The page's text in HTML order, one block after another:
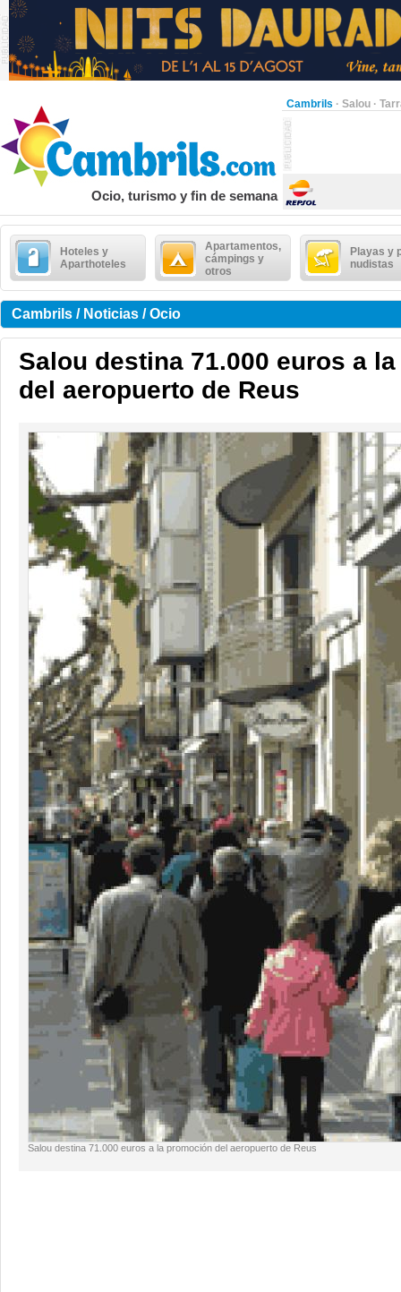
Cambrils · Salou ·
Ocio, turismo y fin de semana
Hoteles y
Aparthoteles
Apartamentos,
cámpings y
otros
Playas y
nudistas
Cambrils / Noticias / Ocio
Salou destina 71.000 euros a
del aeropuerto de Reus
Salou destina 71.000 euros a la promoción del aeropuerto de Reus